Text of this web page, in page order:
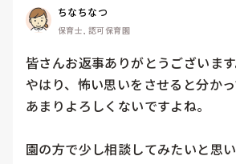
ちなちなつ
保育士, 認可保育園
皆さんお返事ありがとうございます
やはり、怖い思いをさせると分かっ
あまりよろしくないですよね。
園の方で少し相談してみたいと思い